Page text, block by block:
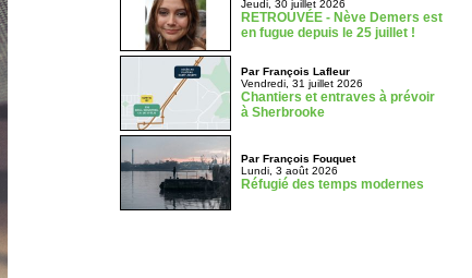
Jeudi, 30 juillet 2026
RETROUVÉE - Nève Demers est
en fugue depuis le 25 juillet !
Par François Lafleur
Vendredi, 31 juillet 2026
Chantiers et entraves à prévoir
à Sherbrooke
Par François Fouquet
Lundi, 3 août 2026
Réfugié des temps modernes